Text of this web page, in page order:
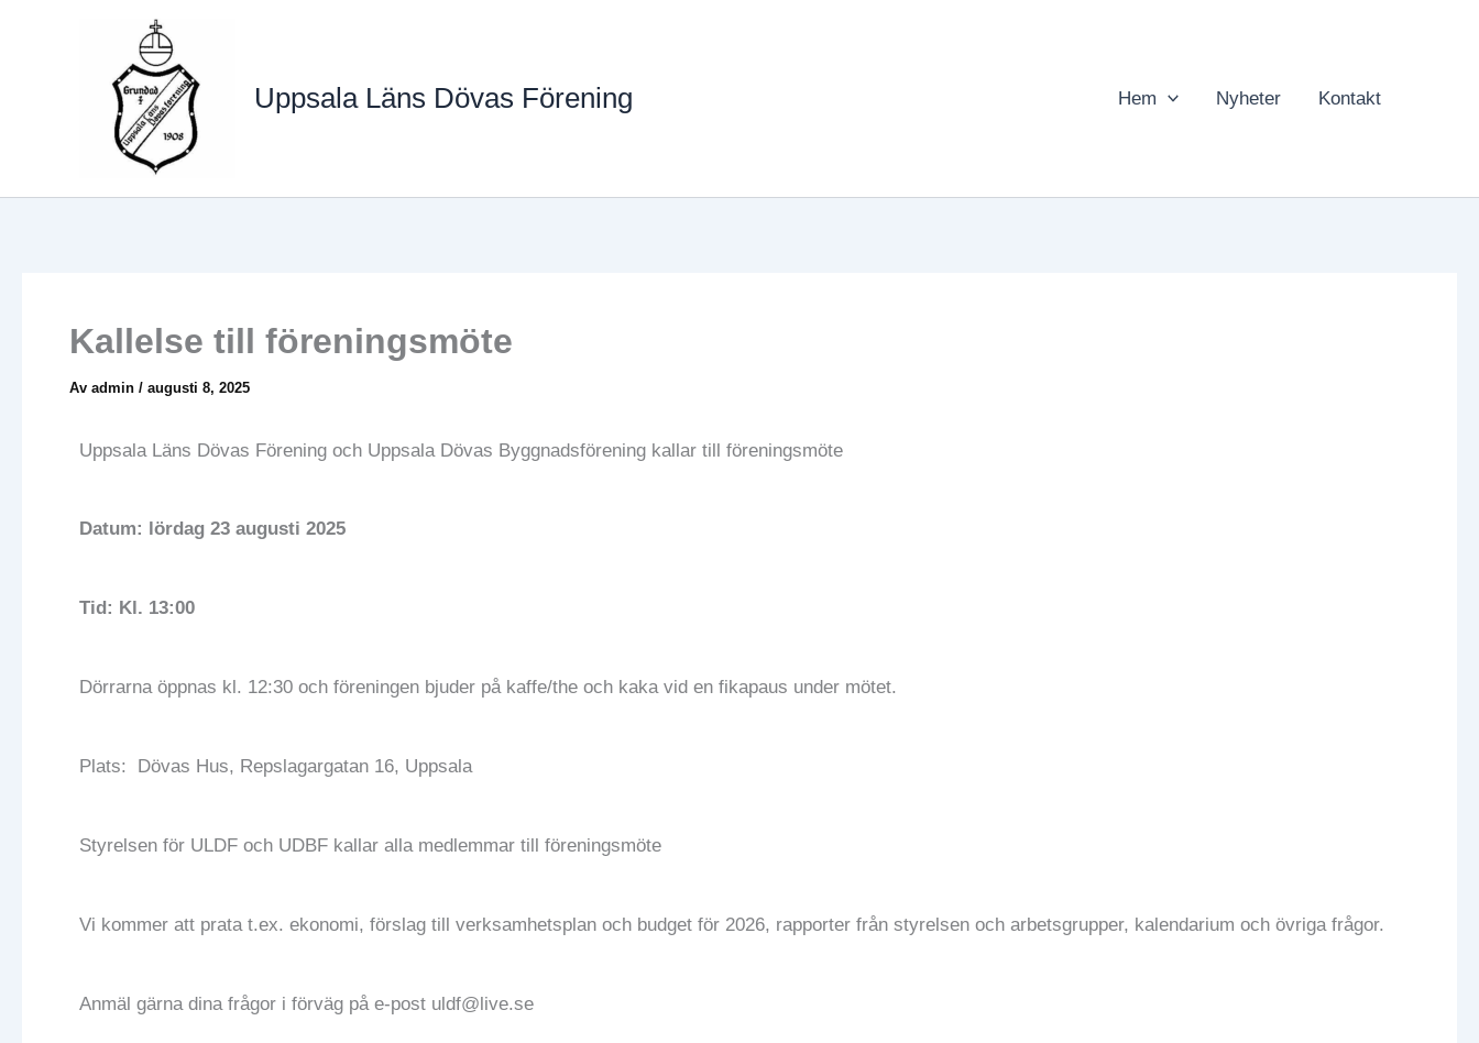
Uppsala Läns Dövas Förening Hem Nyheter Kontakt
Kallelse till föreningsmöte
Av admin / augusti 8, 2025
Uppsala Läns Dövas Förening och Uppsala Dövas Byggnadsförening kallar till föreningsmöte
Datum: lördag 23 augusti 2025
Tid: Kl. 13:00
Dörrarna öppnas kl. 12:30 och föreningen bjuder på kaffe/the och kaka vid en fikapaus under mötet.
Plats: Dövas Hus, Repslagargatan 16, Uppsala
Styrelsen för ULDF och UDBF kallar alla medlemmar till föreningsmöte
Vi kommer att prata t.ex. ekonomi, förslag till verksamhetsplan och budget för 2026, rapporter från styrelsen och arbetsgrupper, kalendarium och övriga frågor.
Anmäl gärna dina frågor i förväg på e-post uldf@live.se